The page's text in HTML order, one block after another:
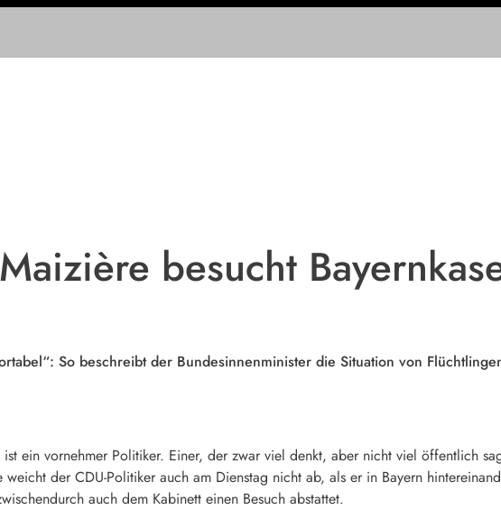
besucht
So beschreibt der Bundesinnenminister die Situation von
ist ein vornehmer Politiker. Einer, der zwar viel denkt, aber nicht viel öffentlich
weicht der CDU-Politiker auch am Dienstag nicht ab, als er in Bayern
auch dem Kabinett einen Besuch abstattet.